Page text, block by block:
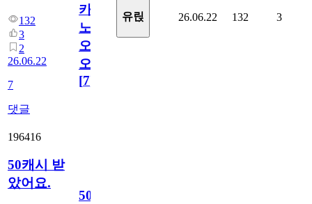
132
3
2
26.06.22
7
댓글
카
노
오
오!
[7]
유릱 26.06.22 132 3
196416
50캐시 받
았어요.
50